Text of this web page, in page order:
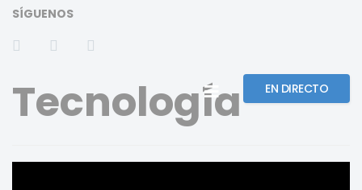
SÍGUENOS
EN DIRECTO
Tecnología